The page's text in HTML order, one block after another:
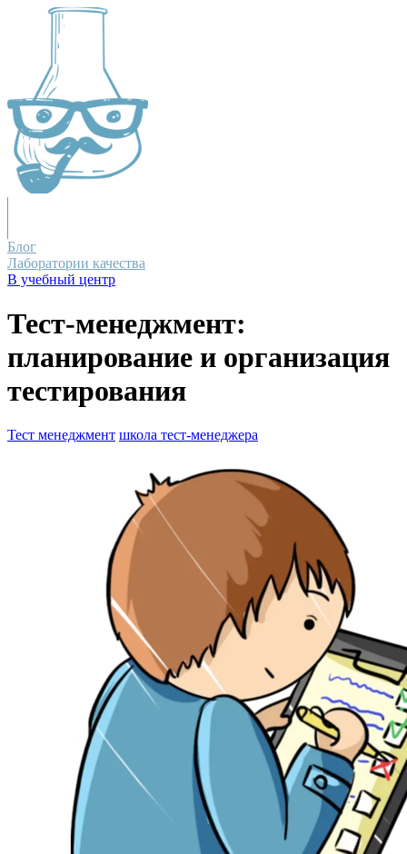
Блог
Лаборатории качества
В учебный центр
Тест-менеджмент:
планирование и организация
тестирования
Тест менеджмент школа тест-менеджера